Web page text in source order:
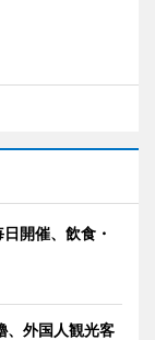
開催、飲食・
外国人観光客